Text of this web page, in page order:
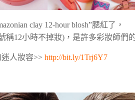
clay 12-hour blosh”腮紅了，
稱12小時不掉妝)，是許多彩妝師們
迷人妝容>> http://bit.ly/1Trj6Y7